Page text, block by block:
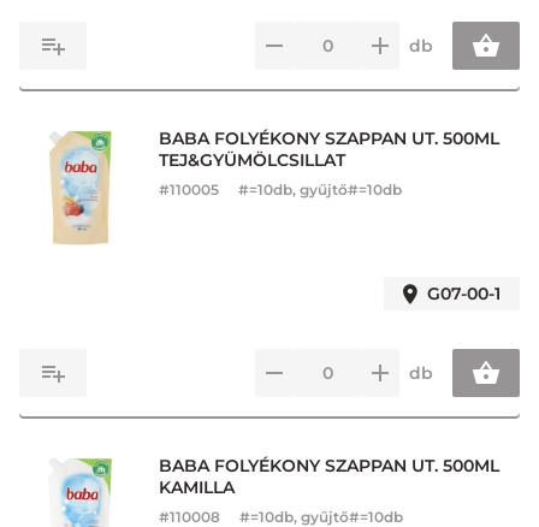
db
BABA FOLYÉKONY SZAPPAN UT. 500ML
TEJ&GYÜMÖLCSILLAT
#110005 #=10db, gyűjtő#=10db
G07-00-1
db
BABA FOLYÉKONY SZAPPAN UT. 500ML
KAMILLA
#110008 #=10db, gyűjtő#=10db